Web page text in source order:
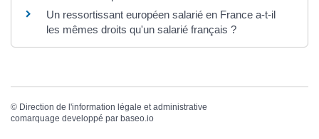
Un ressortissant européen salarié en France a-t-il
les mêmes droits qu'un salarié français ?
© Direction de l'information légale et administrative
comarquage developpé par baseo.io